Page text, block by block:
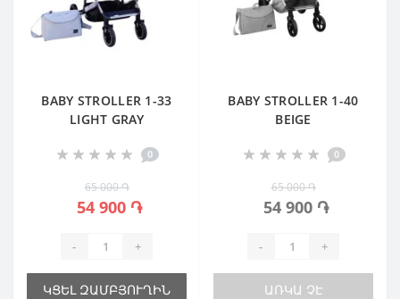
BABY STROLLER 1-33
LIGHT GRAY
0
65 000 ֏
54 900 ֏
- +
ԿՑԵԼ ԶԱՄԲՅՈՒՂԻՆ
BABY STROLLER 1-40
BEIGE
0
65 000 ֏
54 900 ֏
- +
ԱՌԿԱ ՉԷ